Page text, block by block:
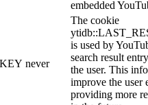
embedded
never
The cookie
is used by
search result
the user. This
improve the user
providing more